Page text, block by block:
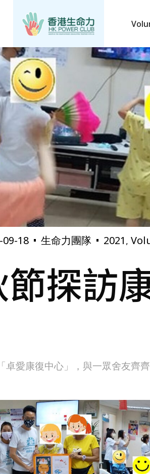
09-18 生命力團隊 2021 ,
探訪
愛康復中心」，與一眾舍友齊